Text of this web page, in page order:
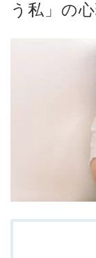
う私」の